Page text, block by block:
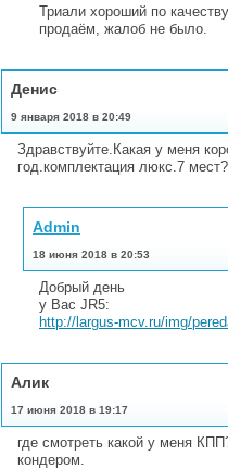
Триали хороший по
продаём, жалоб не было.
Денис
9 января 2018 в 20:49
Здравствуйте.Какая у меня
год.комплектация люкс.7 мест?
Admin
18 июня 2018 в 20:53
Добрый день
у Вас JR5:
http://largus-mcv.ru/img/
Алик
17 июня 2018 в 19:17
где смотреть какой у меня
кондером.